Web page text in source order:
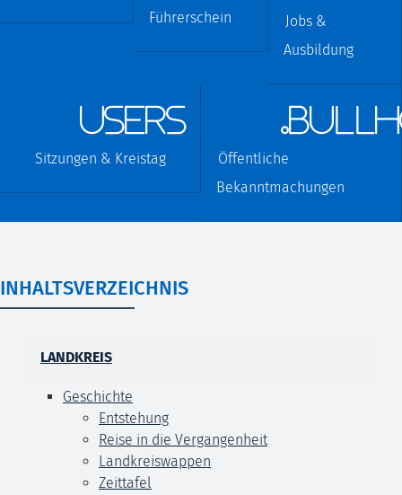
Führerschein
Jobs &
Ausbildung
users
Sitzungen & Kreistag
Öffentliche
Bekanntmachungen
INHALTSVERZEICHNIS
LANDKREIS
Geschichte
Entstehung
Reise in die Vergangenheit
Landkreiswappen
Zeittafel